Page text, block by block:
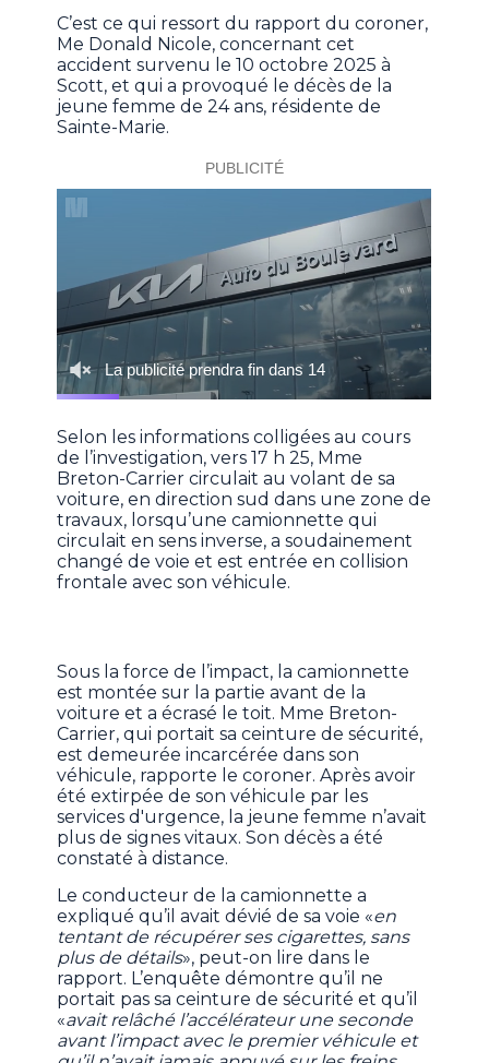
C’est ce qui ressort du rapport du coroner,
Me Donald Nicole, concernant cet
accident survenu le 10 octobre 2025 à
Scott, et qui a provoqué le décès de la
jeune femme de 24 ans, résidente de
Sainte-Marie.
Selon les informations colligées au cours
de l’investigation, vers 17 h 25, Mme
Breton-Carrier circulait au volant de sa
voiture, en direction sud dans une zone de
travaux, lorsqu’une camionnette qui
circulait en sens inverse, a soudainement
changé de voie et est entrée en collision
frontale avec son véhicule.
Sous la force de l’impact, la camionnette
est montée sur la partie avant de la
voiture et a écrasé le toit. Mme Breton-
Carrier, qui portait sa ceinture de sécurité,
est demeurée incarcérée dans son
véhicule, rapporte le coroner. Après avoir
été extirpée de son véhicule par les
services d'urgence, la jeune femme n’avait
plus de signes vitaux. Son décès a été
constaté à distance.
Le conducteur de la camionnette a
expliqué qu’il avait dévié de sa voie «en
tentant de récupérer ses cigarettes, sans
plus de détails», peut-on lire dans le
rapport. L’enquête démontre qu’il ne
portait pas sa ceinture de sécurité et qu’il
«avait relâché l’accélérateur une seconde
avant l’impact avec le premier véhicule et